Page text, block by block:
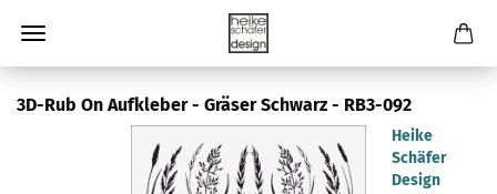
3D-Rub On Aufkleber - Gräser Schwarz - RB3-092
Heike
Schäfer
Design